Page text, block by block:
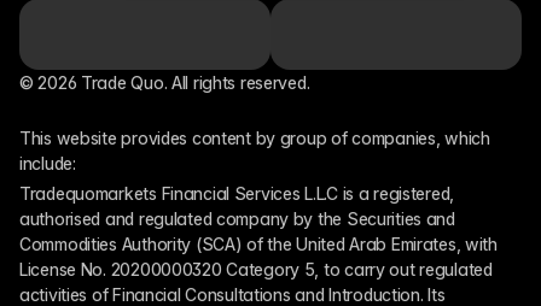
© 2026 Trade Quo. All rights reserved.
This website provides content by group of companies, which
include:
Tradequomarkets Financial Services L.L.C is a registered,
authorised and regulated company by the Securities and
Commodities Authority (SCA) of the United Arab Emirates, with
License No. 20200000320 Category 5, to carry out regulated
activities of Financial Consultations and Introduction. Its